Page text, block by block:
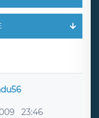
23:46